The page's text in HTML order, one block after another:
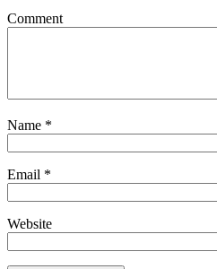
Comment
Name *
Email *
Website